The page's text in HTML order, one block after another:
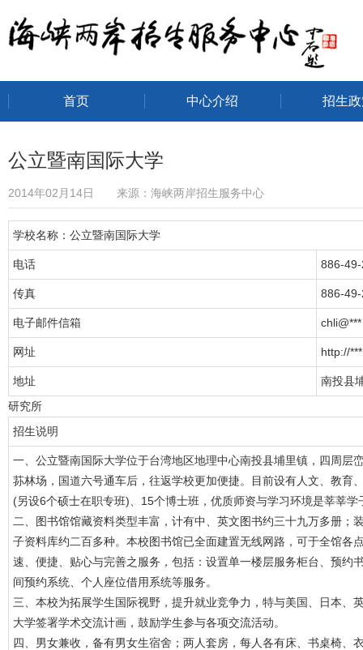
海峡两岸招生服务中心
首页 中心介绍 招生
公立暨南国际大学
2014年02月14日 来源：海峡两岸招生服务中心
学校名称：公立暨南国际大学
电话 886-
传真 886-
电子邮件信箱 chli@***
网址 http://***
地址
南投县
研究所
招生说明
一、公立暨南国际大学位于台湾地区地理中心南投县埔里镇，四周层
荪林场，国道六号通车后，往返学校更加便捷。目前设有人文、教育
(另设6个硕士在职专班)、15个博士班，优质师资与学习环境是莘莘学
二、图书馆馆藏资料类型丰富，计有中、英文图书约三十九万多册；
子资料库约二百多种。本校图书馆已全面建置无线网路，可于全馆各
速、便捷、贴心与完善之服务，包括：设置单一楼层服务柜台、预约
间预约系统、个人座位借用系统等服务。
三、本校为拓展学生国际视野，提升就业竞争力，特与美国、日本、
大学签署学术交流计画，鼓励学生参与各项交流活动。
四、男女兼收，备有男女生宿舍；两人套房，每人各有床、书桌椅、